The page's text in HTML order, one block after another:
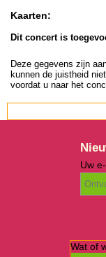
Kaarten:
Dit concert is
Deze gegevens zijn
kunnen de juistheid
voordat u naar het
Uw
Wat of